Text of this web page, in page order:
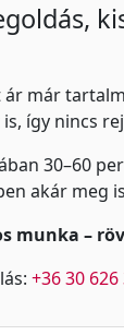
már
így nincs
30–60
akár meg
munka –
+36 30 626